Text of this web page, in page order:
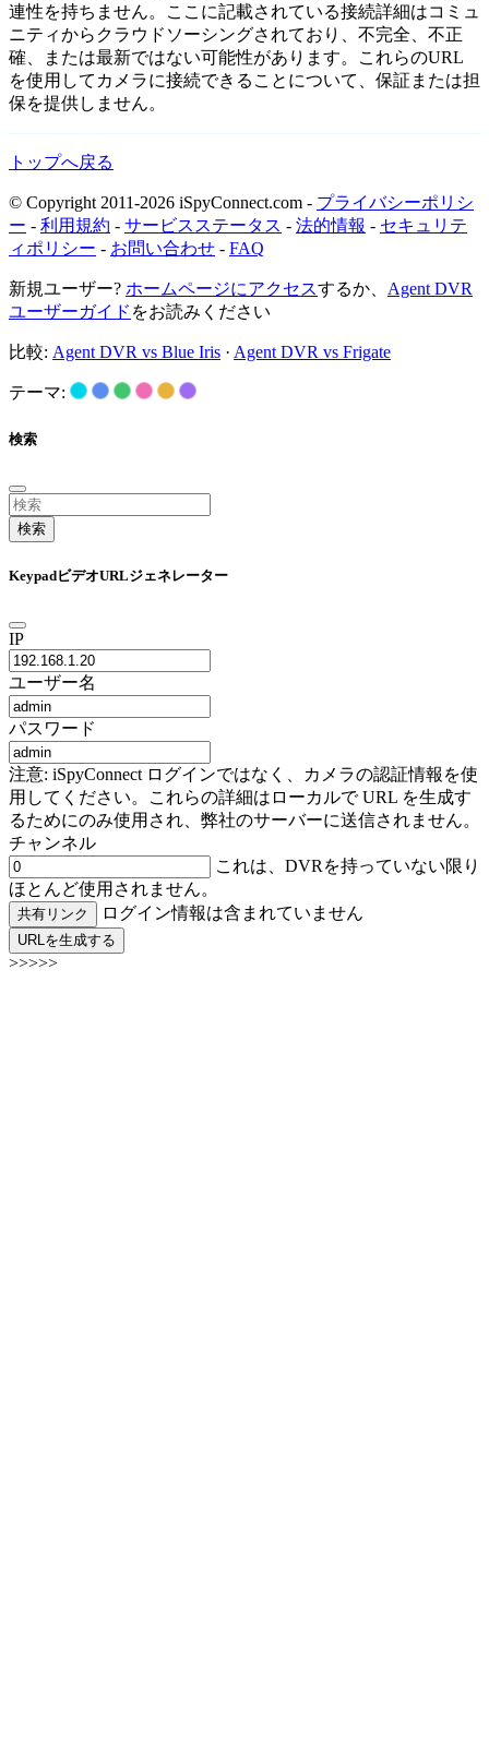
連性を持ちません。ここに記載されている接続詳細はコミュ
ニティからクラウドソーシングされており、不完全、不正
確、または最新ではない可能性があります。これらのURL
を使用してカメラに接続できることについて、保証または担
保を提供しません。
トップへ戻る
© Copyright 2011-2026 iSpyConnect.com - プライバシーポリシ
ー - 利用規約 - サービスステータス - 法的情報 - セキュリテ
ィポリシー - お問い合わせ - FAQ
新規ユーザー? ホームページにアクセスするか、 Agent DVR
ユーザーガイド をお読みください
比較: Agent DVR vs Blue Iris · Agent DVR vs Frigate
テーマ:
検索
検索
KeypadビデオURLジェネレーター
IP
ユーザー名
パスワード
注意: iSpyConnect ログインではなく、カメラの認証情報を使
用してください。これらの詳細はローカルで URL を生成す
るためにのみ使用され、弊社のサーバーに送信されません。
チャンネル
これは、DVRを持っていない限り
ほとんど使用されません。
共有リンク ログイン情報は含まれていません
URLを生成する
>>>>>